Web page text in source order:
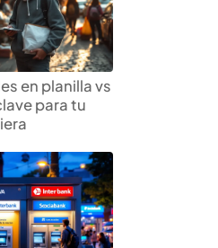
en planilla vs
para tu